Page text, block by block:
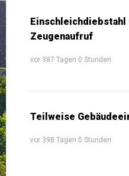
Einschleichdiebstahl
Zeugenaufruf
vor 387 Tagen 0 Stunden
Teilweise
vor 398 Tagen 0 Stunden